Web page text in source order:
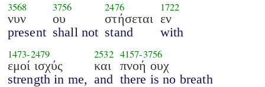
3568
νυν
present
3756
ου
shall not
2476
στήσεται
stand
1722
εν
with
1473-2479
εμοί ισχύς
strength in me,
2532
και
and
4157-3756
πνοή ουχ
there is no breath